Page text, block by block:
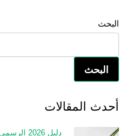
البحث
البحث
أحدث المقالات
دليل